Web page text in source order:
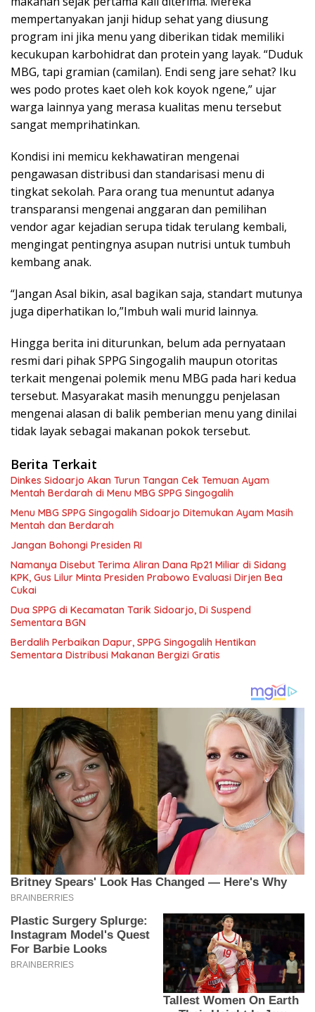
mempertanyakan janji hidup sehat yang diusung
program ini jika menu yang diberikan tidak memiliki
kecukupan karbohidrat dan protein yang layak. “Duduk
MBG, tapi gramian (camilan). Endi seng jare sehat? Iku
wes podo protes kaet oleh kok koyok ngene,” ujar
warga lainnya yang merasa kualitas menu tersebut
sangat memprihatinkan.
Kondisi ini memicu kekhawatiran mengenai
pengawasan distribusi dan standarisasi menu di
tingkat sekolah. Para orang tua menuntut adanya
transparansi mengenai anggaran dan pemilihan
vendor agar kejadian serupa tidak terulang kembali,
mengingat pentingnya asupan nutrisi untuk tumbuh
kembang anak.
“Jangan Asal bikin, asal bagikan saja, standart mutunya
juga diperhatikan lo,”Imbuh wali murid lainnya.
Hingga berita ini diturunkan, belum ada pernyataan
resmi dari pihak SPPG Singogalih maupun otoritas
terkait mengenai polemik menu MBG pada hari kedua
tersebut. Masyarakat masih menunggu penjelasan
mengenai alasan di balik pemberian menu yang dinilai
tidak layak sebagai makanan pokok tersebut.
Berita Terkait
Dinkes Sidoarjo Akan Turun Tangan Cek Temuan Ayam
Mentah Berdarah di Menu MBG SPPG Singogalih
Menu MBG SPPG Singogalih Sidoarjo Ditemukan Ayam Masih
Mentah dan Berdarah
Jangan Bohongi Presiden RI
Namanya Disebut Terima Aliran Dana Rp21 Miliar di Sidang
KPK, Gus Lilur Minta Presiden Prabowo Evaluasi Dirjen Bea
Cukai
Dua SPPG di Kecamatan Tarik Sidoarjo, Di Suspend
Sementara BGN
Berdalih Perbaikan Dapur, SPPG Singogalih Hentikan
Sementara Distribusi Makanan Bergizi Gratis